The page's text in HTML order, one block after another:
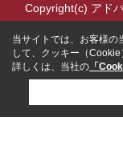
Copyright(c) アド
当サイトでは、お客様の
して、クッキー（Cookie
詳しくは、当社の 「